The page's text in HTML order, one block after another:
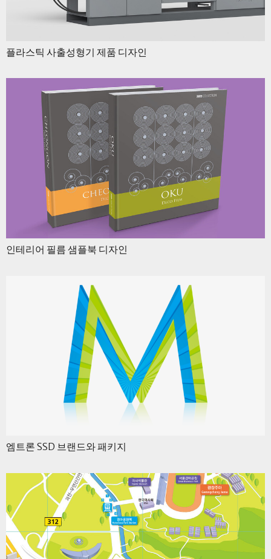
플라스틱 사출성형기 제품 디자인
인테리어 필름 샘플북 디자인
엠트론 SSD 브랜드와 패키지